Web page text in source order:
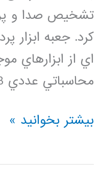
تشخيص صدا و
كرد. جعبه ابزار
اي از ابزارهاي
محاسباتي عددي MATLAB
فیلتر
در
بیشتر بخوانید »